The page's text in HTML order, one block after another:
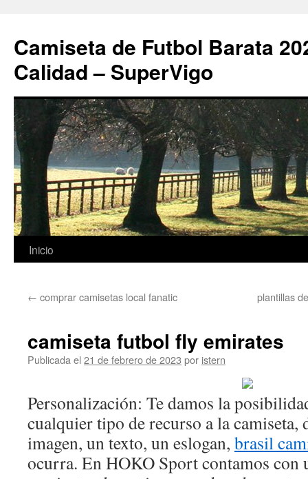
Camiseta de Futbol Barata
Calidad – SuperVigo
Saltar
contenido
Inicio
← comprar camisetas local fanatic plantillas
camiseta futbol fly emirates
Publicada el 21 de febrero de 2023 por istern
Personalización: Te damos la
cualquier tipo de recurso a la camiseta,
imagen, un texto, un eslogan, brasil
ocurra. En HOKO Sport contamos con